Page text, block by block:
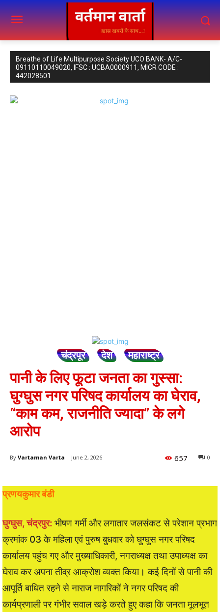
Breathe of Life Multipurpose Society UCO BANK- A/C-
09110110049020, IFSC : UCBA0000911, MICR CODE :
442028501
चंद्रपूर देश महाराष्ट्र
पानी के लिए फूटा जनता का गुस्सा:
घुग्घुस नगर परिषद कार्यालय का घेराव,
“काम कम, राजनीति ज्यादा” के लगे
आरोप
By Vartaman Varta June 2, 2026 0
657
प्रणयकुमार बंडी
घुग्घुस, चंद्रपुर: भीषण गर्मी और लगातार जलसंकट से परेशान प्रभाग
क्रमांक 03 के महिला एवं पुरुष बुधवार को घुग्घुस नगर परिषद
कार्यालय पहुंच गए और मुख्याधिकारी, नगराध्यक्ष तथा उपाध्यक्ष का
घेराव कर अपना तीव्र आक्रोश व्यक्त किया। कई दिनों से पानी की
आपूर्ति बाधित रहने से नाराज नागरिकों ने नगर परिषद की
कार्यप्रणाली पर गंभीर सवाल खड़े करते हुए कहा कि जनता मूलभूत